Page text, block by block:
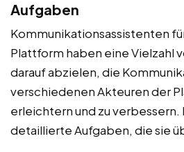
Aufgaben
Kommunikationsassistenten
Plattform haben eine Vielzahl
darauf abzielen, die
verschiedenen Akteuren der
erleichtern und zu verbessern.
detaillierte Aufgaben, die sie